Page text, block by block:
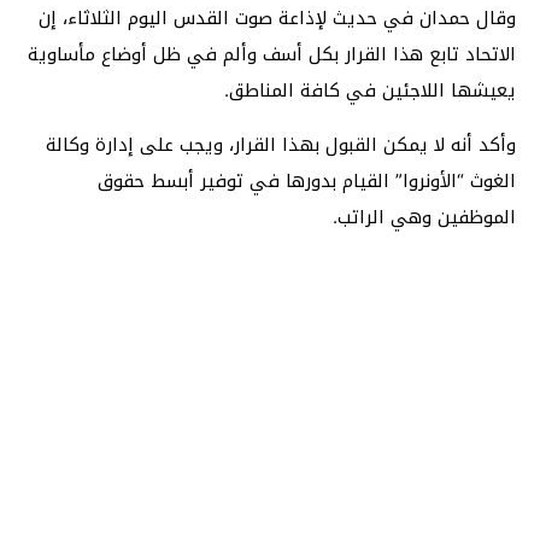
وقال حمدان في حديث لإذاعة صوت القدس اليوم الثلاثاء، إن
الاتحاد تابع هذا القرار بكل أسف وألم في ظل أوضاع مأساوية
يعيشها اللاجئين في كافة المناطق.
وأكد أنه لا يمكن القبول بهذا القرار، ويجب على إدارة وكالة
الغوث “الأونروا” القيام بدورها في توفير أبسط حقوق
الموظفين وهي الراتب.